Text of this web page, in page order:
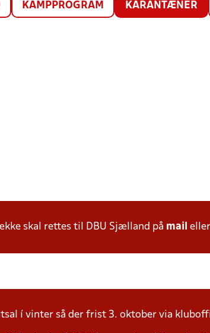
KAMPPROGRAM KARANTÆNER
skal rettes til DBU Sjælland på mail
í vinter så der frist 3. oktober via